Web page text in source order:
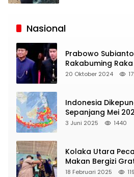
Siaran
Nasional
Prabowo
Rakabuming
Presiden dan
20 Oktober 2024
Indonesia
Sepanjang Mei
Yang Intens
3 Juni 2025 1440
Kolaka Utara
Makan Bergizi
Terbanyak
18 Februari 2025